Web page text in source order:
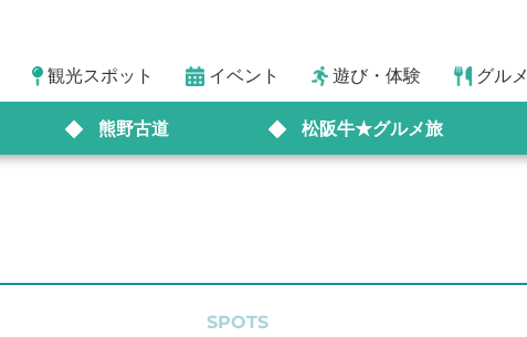
観光スポット イベント 遊び・体験 グルメ
熊野古道 松阪牛★グルメ旅
SPOTS